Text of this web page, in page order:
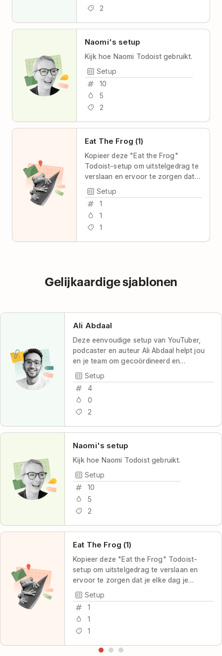
2
Naomi's setup
Kijk hoe Naomi Todoist gebruikt.
Setup
10
5
2
Eat The Frog (1)
Kopieer deze "Eat the Frog"
Todoist-setup om uitstelgedrag te
verslaan en ervoor te zorgen dat
je elke dag je belangrijkste taak
uitvoert.
Setup
1
1
1
Gelijkaardige sjablonen
Ali Abdaal
Deze eenvoudige setup van YouTuber,
podcaster en auteur Ali Abdaal helpt jou
en je team om gecoördineerd en
productief te blijven, met maximale
transparantie en minimale stress.
Setup
4
0
2
Naomi's setup
Kijk hoe Naomi Todoist gebruikt.
Setup
10
5
2
Eat The Frog (1)
Kopieer deze "Eat the Frog" Todoist-
setup om uitstelgedrag te verslaan en
ervoor te zorgen dat je elke dag je
belangrijkste taak uitvoert.
Setup
1
1
1